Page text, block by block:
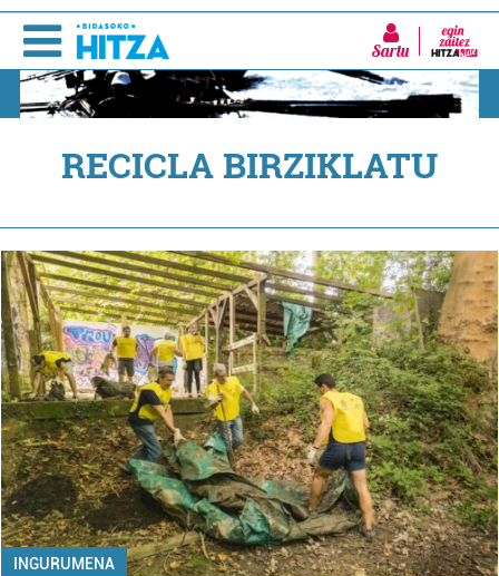
Sartu
RECICLA BIRZIKLATU
INGURUMENA